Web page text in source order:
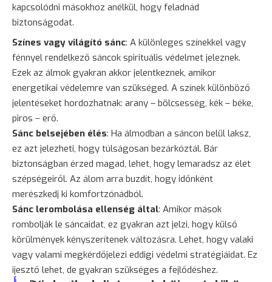
kapcsolódni másokhoz anélkül, hogy feladnád
biztonságodat.
Színes vagy világító sánc: A különleges színekkel vagy
fénnyel rendelkező sáncok spirituális védelmet jeleznek.
Ezek az álmok gyakran akkor jelentkeznek, amikor
energetikai védelemre van szükséged. A színek különböző
jelentéseket hordozhatnak: arany – bölcsesség, kék – béke,
piros – erő.
Sánc belsejében élés: Ha álmodban a sáncon belül laksz,
ez azt jelezheti, hogy túlságosan bezárkóztál. Bár
biztonságban érzed magad, lehet, hogy lemaradsz az élet
szépségeiről. Az álom arra buzdít, hogy időnként
merészkedj ki komfortzónádból.
Sánc lerombolása ellenség által: Amikor mások
rombolják le sáncaidat, ez gyakran azt jelzi, hogy külső
körülmények kényszerítenek változásra. Lehet, hogy valaki
vagy valami megkérdőjelezi eddigi védelmi stratégiáidat. Ez
ijesztő lehet, de gyakran szükséges a fejlődéshez.